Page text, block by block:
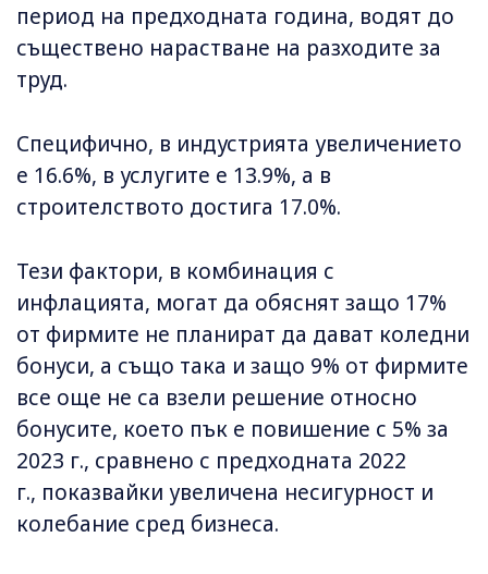
период на предходната година, водят до
съществено нарастване на разходите за
труд.
Специфично, в индустрията увеличението
е 16.6%, в услугите е 13.9%, а в
строителството достига 17.0%.
Тези фактори, в комбинация с
инфлацията, могат да обяснят защо 17%
от фирмите не планират да дават коледни
бонуси, а също така и защо 9% от фирмите
все още не са взели решение относно
бонусите, което пък е повишение с 5% за
2023 г., сравнено с предходната 2022
г., показвайки увеличена несигурност и
колебание сред бизнеса.